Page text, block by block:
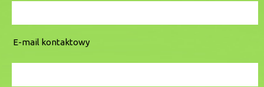
E-mail kontaktowy